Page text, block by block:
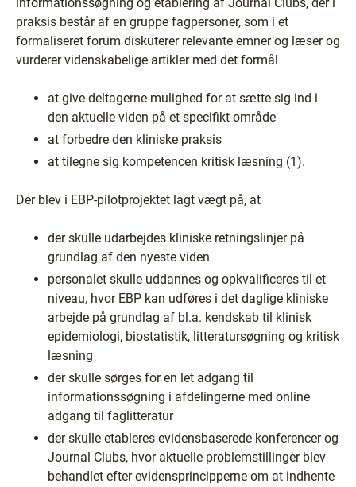
informationssøgning og etablering af Journal Clubs, der i
praksis består af en gruppe fagpersoner, som i et
formaliseret forum diskuterer relevante emner og læser og
vurderer videnskabelige artikler med det formål
at give deltagerne mulighed for at sætte sig ind i
den aktuelle viden på et specifikt område
at forbedre den kliniske praksis
at tilegne sig kompetencen kritisk læsning (1).
Der blev i EBP-pilotprojektet lagt vægt på, at
der skulle udarbejdes kliniske retningslinjer på
grundlag af den nyeste viden
personalet skulle uddannes og opkvalificeres til et
niveau, hvor EBP kan udføres i det daglige kliniske
arbejde på grundlag af bl.a. kendskab til klinisk
epidemiologi, biostatistik, litteratursøgning og kritisk
læsning
der skulle sørges for en let adgang til
informationssøgning i afdelingerne med online
adgang til faglitteratur
der skulle etableres evidensbaserede konferencer og
Journal Clubs, hvor aktuelle problemstillinger blev
behandlet efter evidensprincipperne om at indhente